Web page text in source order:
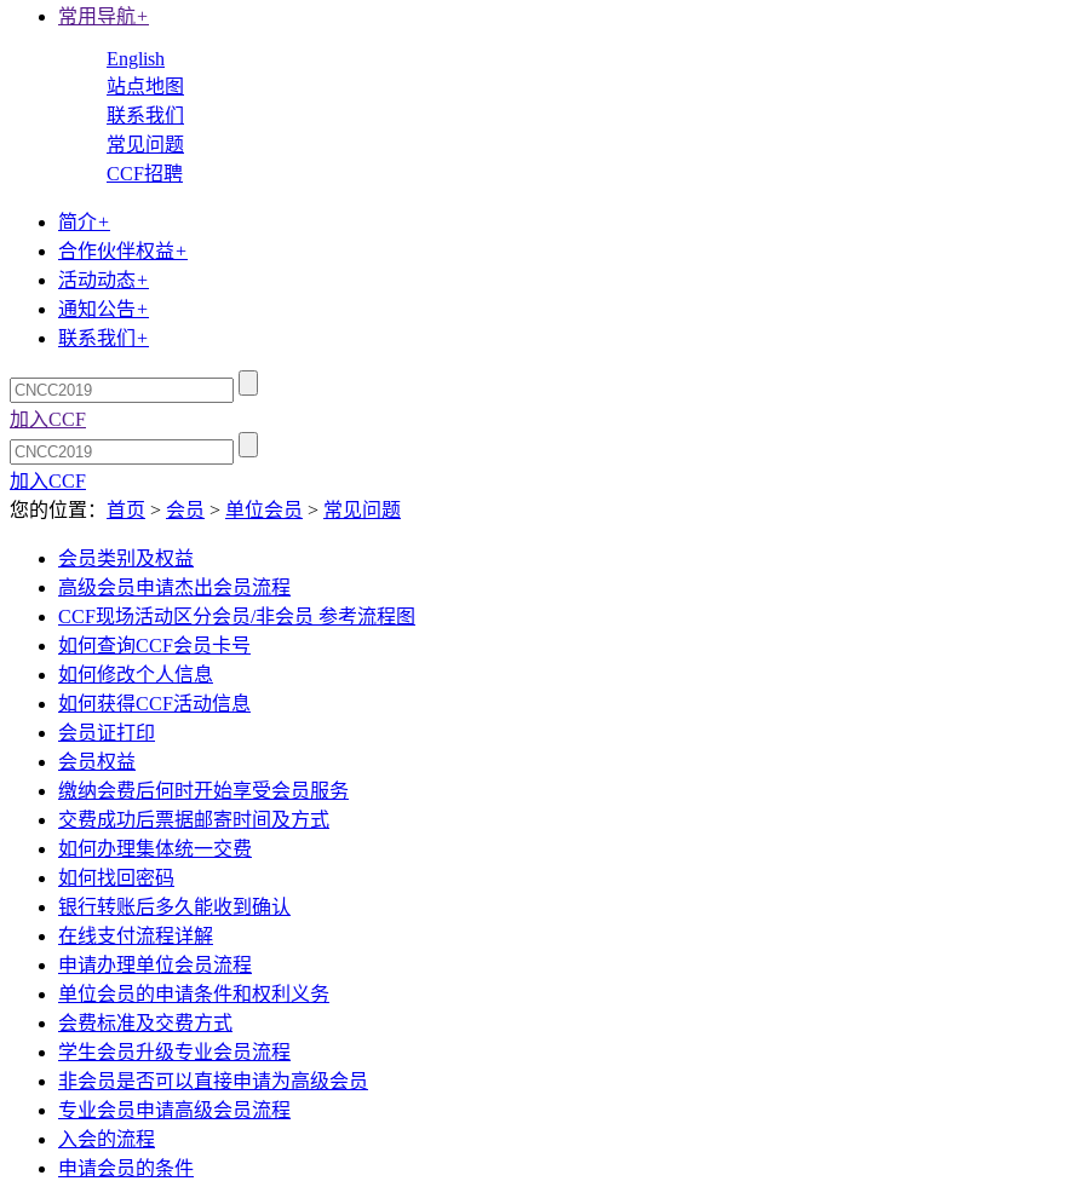
常用导航+
English
站点地图
联系我们
常见问题
CCF招聘
简介+
合作伙伴权益+
活动动态+
通知公告+
联系我们 +
加入CCF
加入CCF
您的位置： 首页 > 会员 > 单位会员 > 常见问题
会员类别及权益
高级会员申请杰出会员流程
CCF现场活动区分会员/非会员 参考流程图
如何查询CCF会员卡号
如何修改个人信息
如何获得CCF活动信息
会员证打印
会员权益
缴纳会费后何时开始享受会员服务
交费成功后票据邮寄时间及方式
如何办理集体统一交费
如何找回密码
银行转账后多久能收到确认
在线支付流程详解
申请办理单位会员流程
单位会员的申请条件和权利义务
会费标准及交费方式
学生会员升级专业会员流程
非会员是否可以直接申请为高级会员
专业会员申请高级会员流程
入会的流程
申请会员的条件